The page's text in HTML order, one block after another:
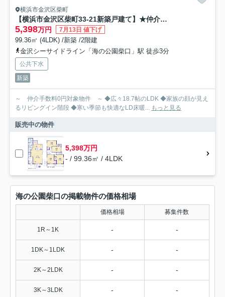
横浜市金沢区柴町
【横浜市金沢区柴町33-21新築戸建て】★仲介手数料無料★
5,398万円 7月13日 値下げ
99.36㎡ (4LDK) /新築 /2階建
金沢シーサイドライン「海の公園柴口」駅 徒歩3分
公共下水
新築
～ 仲介手数料0円対象物件 ～ ◆広々18.7帖のLDK ◆家族の顔が見え
るリビングイン階段 ◆寒い季節も快適なLD床暖... もっと見る
販売中の物件
5,398万円
- / 99.36㎡ / 4LDK
海の公園柴口の掲載物件の価格相場
価格相場 募集件数
1R～1K - -
1DK～1LDK - -
2K～2LDK - -
3K～3LDK - -